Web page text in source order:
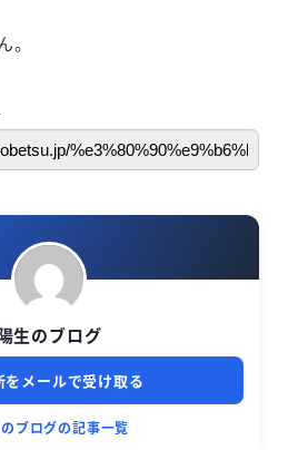
。
生のブログ
をメールで受け取る
ブログの記事一覧